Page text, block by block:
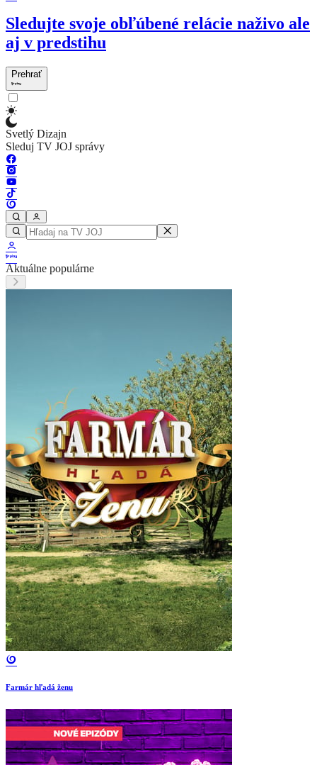
Sledujte svoje obľúbené relácie naživo ale
aj v predstihu
Prehrať
Svetlý Dizajn
Sleduj TV JOJ správy
Aktuálne populárne
Farmár hľadá ženu